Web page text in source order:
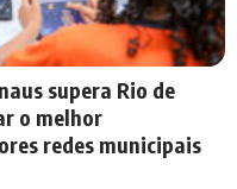
supera Rio de
o melhor
redes municipais